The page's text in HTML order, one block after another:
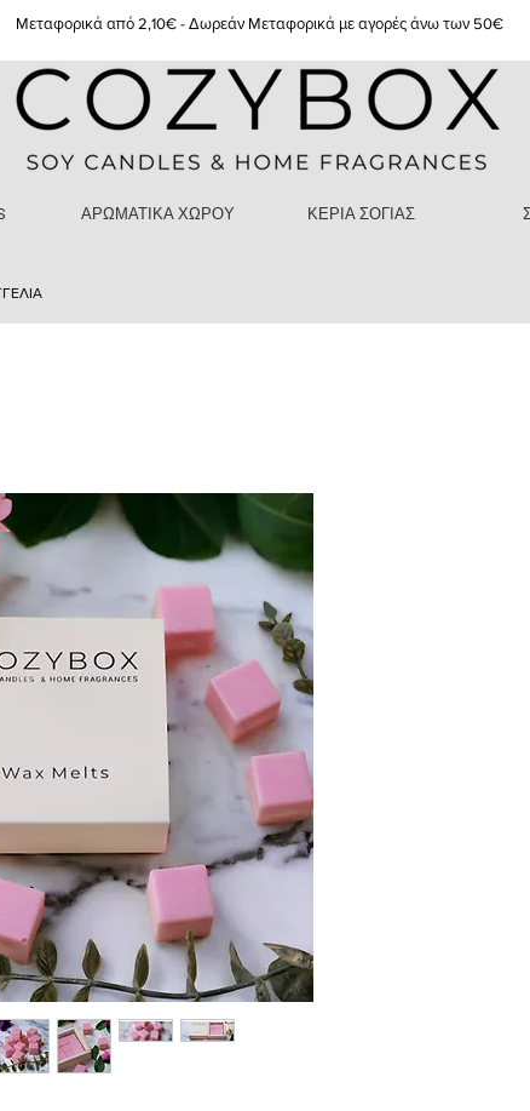
Μεταφορικά από 2,10€ - Δωρεάν Μεταφορικά με αγορές άνω των 50€
ΑΡΩΜΑΤΙΚΑ ΧΩΡΟΥ ΚΕΡΙΑ ΣΟΓΙΑΣ